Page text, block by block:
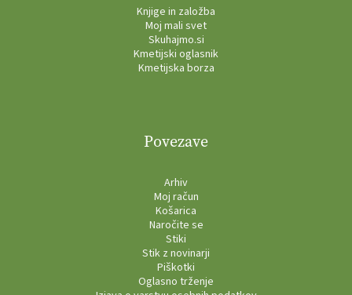
Knjige in založba
Moj mali svet
Skuhajmo.si
Kmetijski oglasnik
Kmetijska borza
Povezave
Arhiv
Moj račun
Košarica
Naročite se
Stiki
Stik z novinarji
Piškotki
Oglasno trženje